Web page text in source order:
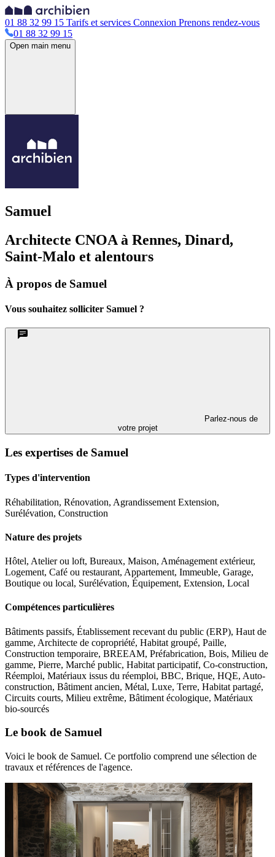
01 88 32 99 15 Tarifs et services Connexion Prenons rendez-vous
01 88 32 99 15
Open main menu
Samuel
Architecte CNOA à Rennes, Dinard,
Saint-Malo et alentours
À propos de Samuel
Vous souhaitez solliciter Samuel ?
Parlez-nous de
votre projet
Les expertises de Samuel
Types d'intervention
Réhabilitation, Rénovation, Agrandissement Extension,
Surélévation, Construction
Nature des projets
Hôtel, Atelier ou loft, Bureaux, Maison, Aménagement extérieur,
Logement, Café ou restaurant, Appartement, Immeuble, Garage,
Boutique ou local, Surélévation, Équipement, Extension, Local
Compétences particulières
Bâtiments passifs, Établissement recevant du public (ERP), Haut de
gamme, Architecte de copropriété, Habitat groupé, Paille,
Construction temporaire, BREEAM, Préfabrication, Bois, Milieu de
gamme, Pierre, Marché public, Habitat participatif, Co-construction,
Réemploi, Matériaux issus du réemploi, BBC, Brique, HQE, Auto-
construction, Bâtiment ancien, Métal, Luxe, Terre, Habitat partagé,
Circuits courts, Milieu extrême, Bâtiment écologique, Matériaux
bio-sourcés
Le book de Samuel
Voici le book de Samuel. Ce portfolio comprend une sélection de
travaux et références de l'agence.